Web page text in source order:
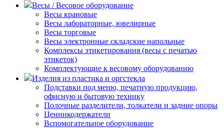
Весы / Весовое оборудование
Весы крановые
Весы лабораторные, ювелирные
Весы торговые
Весы электронные складские напольные
Комплексы этикетирования (весы с печатью
этикеток)
Комплектующие к весовому оборудованию
Изделия из пластика и оргстекла
Подставки под меню, печатную продукцию,
офисную и бытовую технику
Полочные разделители, толкатели и задние опоры
Ценникодержатели
Вспомогательное оборудование